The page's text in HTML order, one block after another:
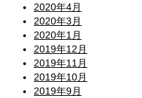
2020年4月
2020年3月
2020年1月
2019年12月
2019年11月
2019年10月
2019年9月